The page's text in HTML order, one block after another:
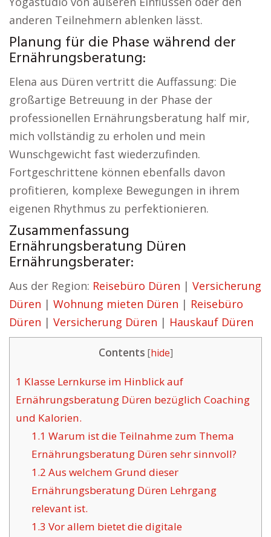
anderen Teilnehmern ablenken lässt.
Planung für die Phase während der
Ernährungsberatung:
Elena aus Düren vertritt die Auffassung: Die
großartige Betreuung in der Phase der
professionellen Ernährungsberatung half mir,
mich vollständig zu erholen und mein
Wunschgewicht fast wiederzufinden.
Fortgeschrittene können ebenfalls davon
profitieren, komplexe Bewegungen in ihrem
eigenen Rhythmus zu perfektionieren.
Zusammenfassung
Ernährungsberatung Düren
Ernährungsberater:
Aus der Region: Reisebüro Düren | Versicherung
Düren | Wohnung mieten Düren | Reisebüro
Düren | Versicherung Düren | Hauskauf Düren
Contents [hide]
1 Klasse Lernkurse im Hinblick auf
Ernährungsberatung Düren bezüglich Coaching
und Kalorien.
1.1 Warum ist die Teilnahme zum Thema
Ernährungsberatung Düren sehr sinnvoll?
1.2 Aus welchem Grund dieser
Ernährungsberatung Düren Lehrgang
relevant ist.
1.3 Vor allem bietet die digitale